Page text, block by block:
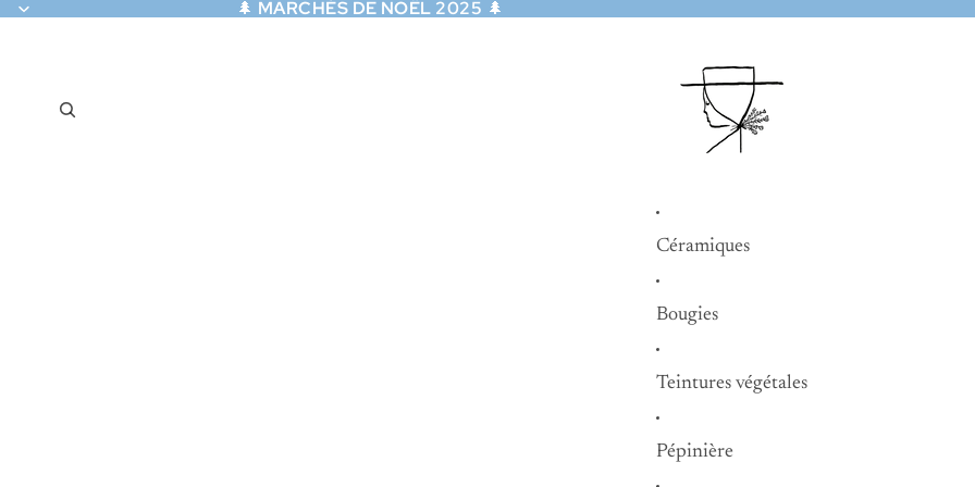
🌲 MARCHÉS DE NOËL 2025 🌲
Céramiques
Bougies
Teintures végétales
Pépinière